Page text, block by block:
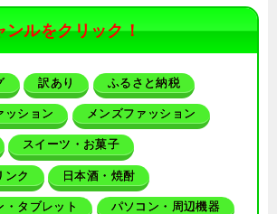
ンルをクリック！
訳あり ふるさと納税
ッション メンズファッション
スイーツ・お菓子
ンク 日本酒・焼酎
・タブレット パソコン・周辺機器